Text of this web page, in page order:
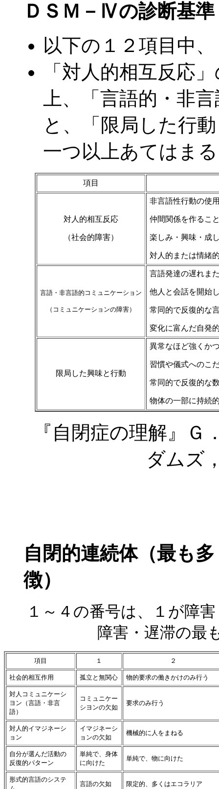
ＤＳＭ－Ⅳの診断基準
以下の１２項目中
「対人的相互反応
上、「言語的・非
と、「限局した行
一つ以上あてはま
項目
対人的相互反応
（社会的障害）
非言語性行動の使
仲間関係を作るこ
楽しみ・興味・成
対人的または情緒
言語・非言語的コミュニケーション
（コミュニケーションの障害）
言語発達の遅れま
他人と会話を開始
常同的で反復的な
変化に富んだ自発
限局した興味と行動
異常なほど強くか
習慣や儀式へのこ
常同的で反復的な
物体の一部に持続
『自閉症の理解』
ダムズ
自閉的連続体（最も
徴）
１～４の番号は、１が障
障害・遅滞の最
項目 １ ２
社会的相互作用 孤立と無関心 物的要求の働きかけのみ行う
対人コミュニケーシ
ヨン（言語・非言
語）
コミュニケー
シヨンの欠如
要求のみ行う
対人的イマジネーシ
ョン
イマジネーシ
ョンの欠如
機械的に人をまねる
自分が選んだ活動の
反復的パターン
単純で、身体
に向けた
単純で、物に向けた
形式的言語のシステ
言語の欠如 限定的、多くはエコラリア